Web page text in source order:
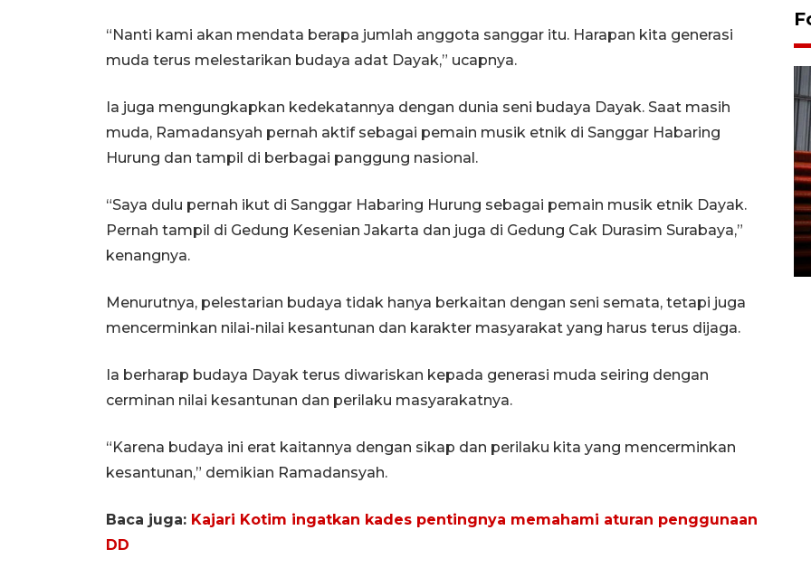
“Nanti kami akan mendata berapa jumlah anggota sanggar itu. Harapan kita generasi
muda terus melestarikan budaya adat Dayak,” ucapnya.
Ia juga mengungkapkan kedekatannya dengan dunia seni budaya Dayak. Saat masih
muda, Ramadansyah pernah aktif sebagai pemain musik etnik di Sanggar Habaring
Hurung dan tampil di berbagai panggung nasional.
“Saya dulu pernah ikut di Sanggar Habaring Hurung sebagai pemain musik etnik Dayak.
Pernah tampil di Gedung Kesenian Jakarta dan juga di Gedung Cak Durasim Surabaya,”
kenangnya.
Menurutnya, pelestarian budaya tidak hanya berkaitan dengan seni semata, tetapi juga
mencerminkan nilai-nilai kesantunan dan karakter masyarakat yang harus terus dijaga.
Ia berharap budaya Dayak terus diwariskan kepada generasi muda seiring dengan
cerminan nilai kesantunan dan perilaku masyarakatnya.
“Karena budaya ini erat kaitannya dengan sikap dan perilaku kita yang mencerminkan
kesantunan,” demikian Ramadansyah.
Baca juga: Kajari Kotim ingatkan kades pentingnya memahami aturan penggunaan
DD
kemarau di Kalimantan
Tengah